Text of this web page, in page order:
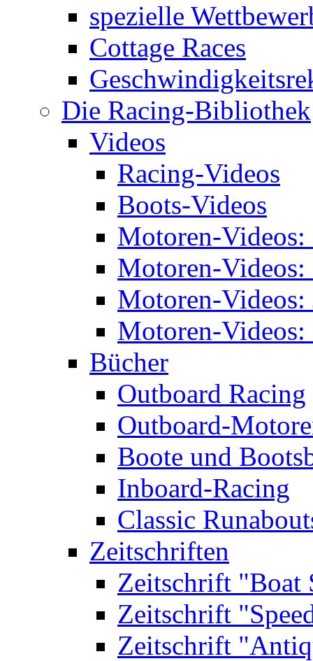
spezielle
Cottage Races
Die Racing-Bibliothek
Videos
Racing-Videos
Boots-Videos
Motoren-
Motoren-
Motoren-Videos:
Motoren-Videos:
Bücher
Outboard Racing
Outboard-
Boote und
Inboard-Racing
Classic
Zeitschriften
Zeitschrift "Boat
Zeitschrift
Zeitschrift